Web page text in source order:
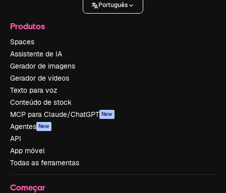
Português
Produtos
Spaces
Assistente de IA
Gerador de imagens
Gerador de vídeos
Texto para voz
Conteúdo de stock
MCP para Claude/ChatGPT New
Agentes New
API
App móvel
Todas as ferramentas
Começar